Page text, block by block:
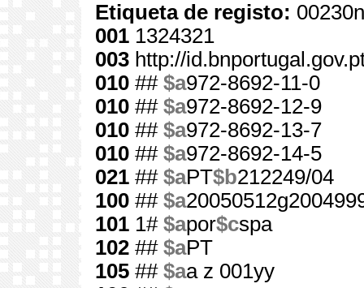
Etiqueta de registo:
001 1324321
003 http://
010 ## $a972-8692-11-0
010 ## $a972-8692-12-9
010 ## $a972-8692-13-7
010 ## $a972-8692-14-5
021 ## $aPT$b212249/04
100 ## $a
101 1# $apor$cspa
102 ## $aPT
105 ## $aa z 001yy